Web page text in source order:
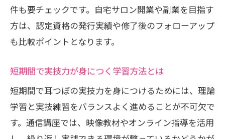
件も要チェックです。自宅サロン開業や副業を目指す
方は、認定資格の発行実績や修了後のフォローアップ
も比較ポイントとなります。
短期間で実技力が身につく学習方法とは
短期間で耳つぼの実技力を身につけるためには、理論
学習と実技練習をバランスよく進めることが不可欠で
す。通信講座では、映像教材やオンライン指導を活用